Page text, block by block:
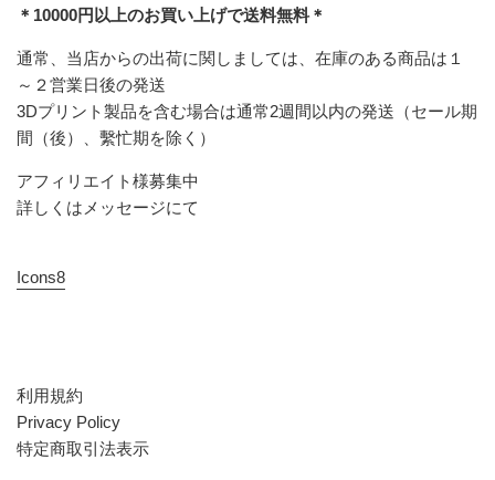
＊10000円以上のお買い上げで送料無料＊
通常、当店からの出荷に関しましては、在庫のある商品は１
～２営業日後の発送
3Dプリント製品を含む場合は通常2週間以内の発送（セール期
間（後）、繫忙期を除く）
アフィリエイト様募集中
詳しくはメッセージにて
Icons8
利用規約
Privacy Policy
特定商取引法表示